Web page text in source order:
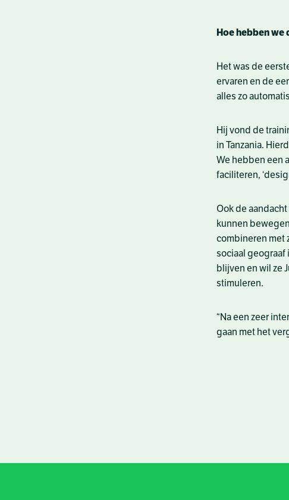
Hoe hebben we
Het was de
ervaren en de
alles zo
Hij vond de
in Tanzania.
We hebben een
faciliteren,
Ook de
kunnen
combineren met
sociaal geograaf
blijven en wil ze
stimuleren.
“Na een zeer
gaan met het